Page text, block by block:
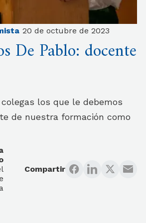
20 de octubre de 2023
De Pablo: docente
los que le debemos
de nuestra formación como
Compartir